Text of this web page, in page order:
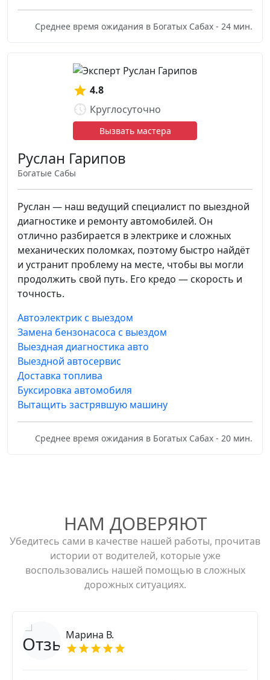
Среднее время ожидания в Богатых Сабах - 24 мин.
4.8
Круглосуточно
Вызвать мастера
Руслан Гарипов
Богатые Сабы
Руслан — наш ведущий специалист по выездной
диагностике и ремонту автомобилей. Он
отлично разбирается в электрике и сложных
механических поломках, поэтому быстро найдёт
и устранит проблему на месте, чтобы вы могли
продолжить свой путь. Его кредо — скорость и
точность.
Автоэлектрик с выездом
Замена бензонасоса с выездом
Выездная диагностика авто
Выездной автосервис
Доставка топлива
Буксировка автомобиля
Вытащить застрявшую машину
Среднее время ожидания в Богатых Сабах - 20 мин.
НАМ ДОВЕРЯЮТ
Убедитесь сами в качестве нашей работы, прочитав
истории от водителей, которые уже
воспользовались нашей помощью в сложных
дорожных ситуациях.
Марина В.